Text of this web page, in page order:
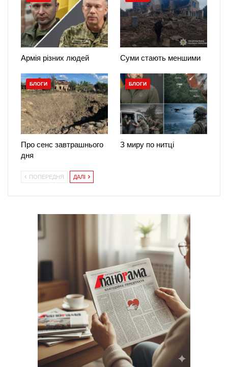
Армія різних людей Суми стають меншими
БЛОГИ
Про сенс завтрашнього
дня
БЛОГИ
З миру по нитці
ПОПЕРЕДНЯ ДАЛІ